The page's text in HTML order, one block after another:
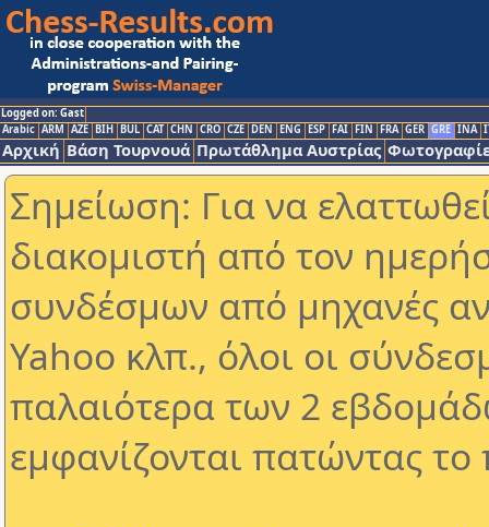
Logged on: Gast
Arabic ARM AZE BIH BUL CAT CHN CRO CZE DEN ENG ESP FAI FIN FRA GER GRE INA
Αρχική Βάση Τουρνουά Πρωτάθλημα Αυστρίας
Σημείωση: Για να
διακομιστή από τον
συνδέσμων από μηχανές
Yahoo κλπ., όλοι οι
παλαιότερα των 2
εμφανίζονται πατώντας